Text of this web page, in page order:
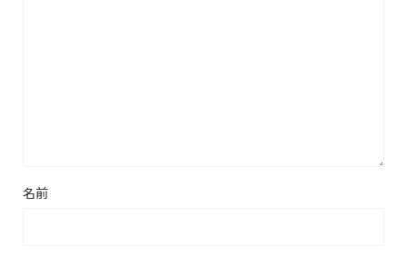
名前